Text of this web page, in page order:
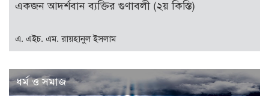
একজন আদর্শবান ব্যক্তির গুণাবলী (২য় কিস্তি)
এ. এইচ. এম. রায়হানুল ইসলাম
ধর্ম ও সমাজ